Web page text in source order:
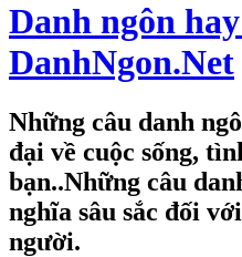
Danh ngôn
DanhNgon.Net
Những câu danh
đại về cuộc sống,
bạn..Những câu
nghĩa sâu sắc đối
người.